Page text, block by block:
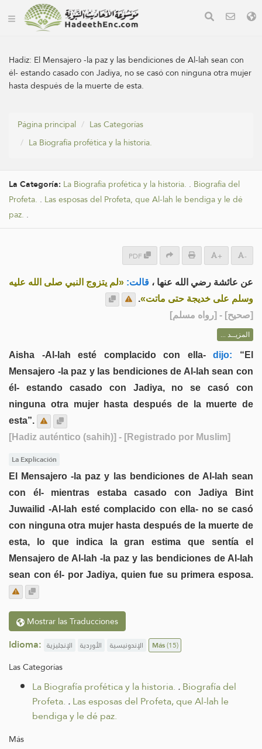
Hadiz: El Mensajero -la paz y las bendiciones de Al-lah sean con
él- estando casado con Jadiya, no se casó con ninguna otra mujer
hasta después de la muerte de esta.
Página principal
Las Categorías
La Biografía profética y la historia.
La Categoría: La Biografía profética y la historia. . Biografía del
Profeta. . Las esposas del Profeta, que Al-lah le bendiga y le dé
paz. .
PDF + -
عن عائشة رضي الله عنها ، قالت: «لم يتزوج النبي صلى الله عليه
وسلم على خديجة حتى ماتت».
[صحيح] - [رواه مسلم]
المزيــد ...
Aisha -Al-lah esté complacido con ella-dijo: “El
Mensajero -la paz y las bendiciones de Al-lah sean con
él- estando casado con Jadiya, no se casó con
ninguna otra mujer hasta después de la muerte de
esta”.
[Hadiz auténtico (sahih)] - [Registrado por Muslim]
La Explicación
El Mensajero -la paz y las bendiciones de Al-lah sean
con él- mientras estaba casado con Jadiya Bint
Juwailid -Al-lah esté complacido con ella- no se casó
con ninguna otra mujer hasta después de la muerte de
esta, lo que indica la gran estima que sentía el
Mensajero de Al-lah -la paz y las bendiciones de Al-lah
sean con él- por Jadiya, quien fue su primera esposa.
Mostrar las Traducciones
Idioma: الإنجليزية الأوردية الإندونيسية Más(15)
Las Categorías
La Biografía profética y la historia. .Biografía del
Profeta. .Las esposas del Profeta, que Al-lah le
bendiga y le dé paz.
Más